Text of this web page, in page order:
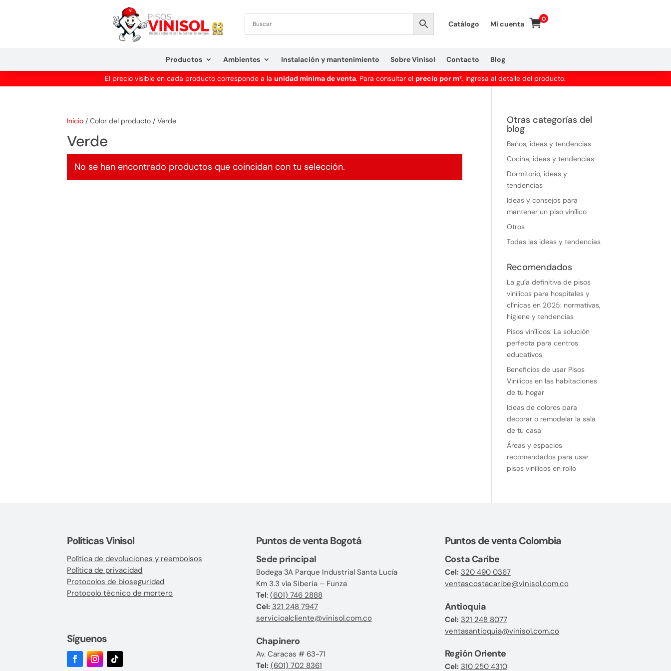
Catálogo Mi cuenta
0
Productos Ambientes Instalación y mantenimiento Sobre Vinisol Contacto Blog
El precio visible en cada producto corresponde a launidad mínima de venta. Para consultar el precio por m², ingresa al detalle del producto.
Inicio /Color del producto /Verde
Verde
No se han encontrado productos que coincidan con tu selección.
Otras categorías del
blog
Baños, ideas y tendencias
Cocina, ideas y tendencias
Dormitorio, ideas y
tendencias
Ideas y consejos para
mantener un piso vinílico
Otros
Todas las ideas y tendencias
Recomendados
La guía definitiva de pisos
vinílicos para hospitales y
clínicas en 2025: normativas,
higiene y tendencias
Pisos vinílicos: La solución
perfecta para centros
educativos
Beneficios de usar Pisos
Vinílicos en las habitaciones
de tu hogar
Ideas de colores para
decorar o remodelar la sala
de tu casa
Áreas y espacios
recomendados para usar
pisos vinílicos en rollo
Políticas Vinisol
Política de devoluciones y reembolsos
Política de privacidad
Protocolos de bioseguridad
Protocolo técnico de mortero
Síguenos
Puntos de venta Bogotá
Sede principal
Bodega 3A Parque Industrial Santa Lucía
Km 3.3 vía Siberia – Funza
Tel: (601) 746 2888
Cel: 321 248 7947
servicioalcliente@vinisol.com.co
Chapinero
Av. Caracas # 63-71
Tel: (601) 702 8361
Puntos de venta Colombia
Costa Caribe
Cel: 320 490 0367
ventascostacaribe@vinisol.com.co
Antioquia
Cel: 321 248 8077
ventasantioquia@vinisol.com.co
Región Oriente
Cel: 310 250 4310